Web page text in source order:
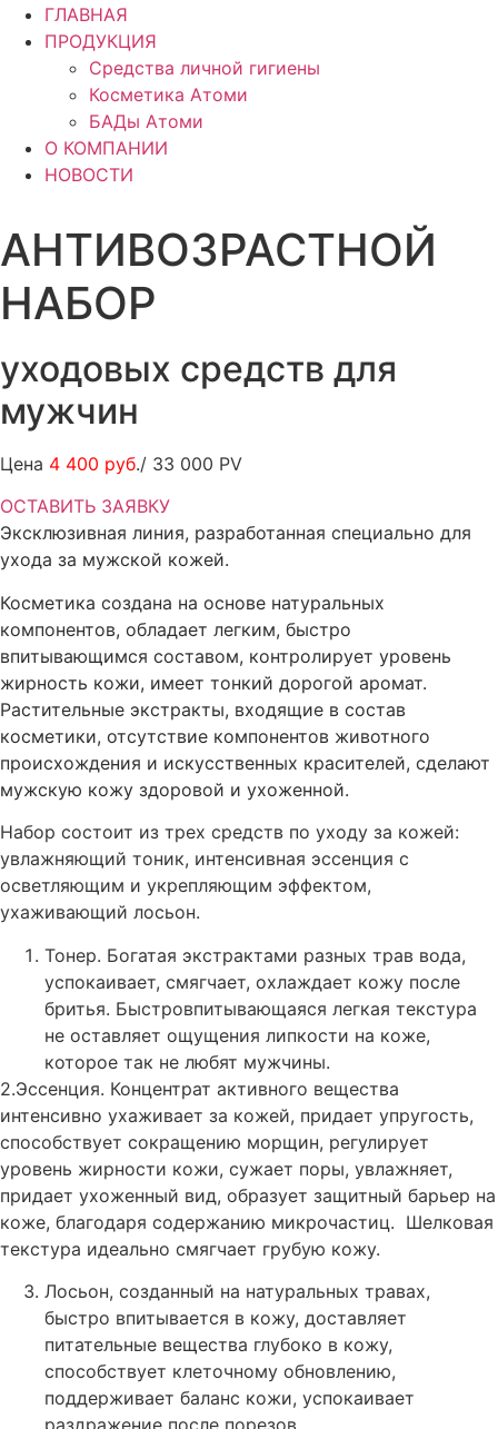
ГЛАВНАЯ
ПРОДУКЦИЯ
Средства личной гигиены
Косметика Атоми
БАДы Атоми
О КОМПАНИИ
НОВОСТИ
АНТИВОЗРАСТНОЙ
НАБОР
уходовых средств для
мужчин
Цена 4 400 руб./ 33 000 PV
ОСТАВИТЬ ЗАЯВКУ
Эксклюзивная линия, разработанная специально для
ухода за мужской кожей.
Косметика создана на основе натуральных
компонентов, обладает легким, быстро
впитывающимся составом, контролирует уровень
жирность кожи, имеет тонкий дорогой аромат.
Растительные экстракты, входящие в состав
косметики, отсутствие компонентов животного
происхождения и искусственных красителей, сделают
мужскую кожу здоровой и ухоженной.
Набор состоит из трех средств по уходу за кожей:
увлажняющий тоник, интенсивная эссенция с
осветляющим и укрепляющим эффектом,
ухаживающий лосьон.
Тонер. Богатая экстрактами разных трав вода,
успокаивает, смягчает, охлаждает кожу после
бритья. Быстровпитывающаяся легкая текстура
не оставляет ощущения липкости на коже,
которое так не любят мужчины.
2.Эссенция. Концентрат активного вещества
интенсивно ухаживает за кожей, придает упругость,
способствует сокращению морщин, регулирует
уровень жирности кожи, сужает поры, увлажняет,
придает ухоженный вид, образует защитный барьер на
коже, благодаря содержанию микрочастиц. Шелковая
текстура идеально смягчает грубую кожу.
Лосьон, созданный на натуральных травах,
быстро впитывается в кожу, доставляет
питательные вещества глубоко в кожу,
способствует клеточному обновлению,
поддерживает баланс кожи, успокаивает
раздражение после порезов.